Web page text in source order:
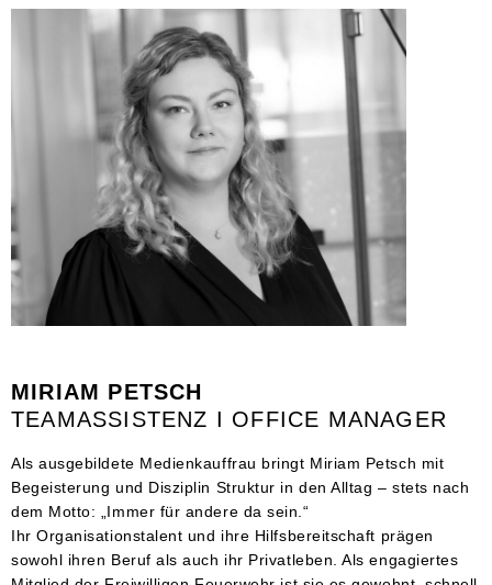
MIRIAM PETSCH
TEAMASSISTENZ I OFFICE MANAGER
Als ausgebildete Medienkauffrau bringt Miriam Petsch mit
Begeisterung und Disziplin Struktur in den Alltag – stets nach
dem Motto: „Immer für andere da sein.“
Ihr Organisationstalent und ihre Hilfsbereitschaft prägen
sowohl ihren Beruf als auch ihr Privatleben. Als engagiertes